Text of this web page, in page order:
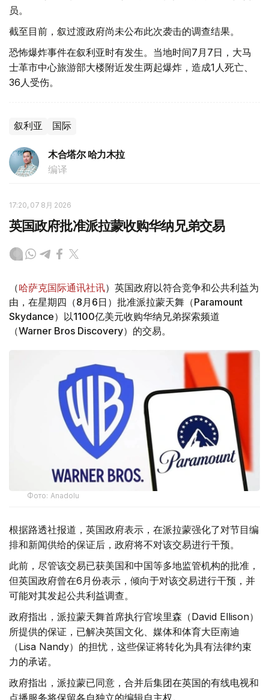
员。
截至目前，叙过渡政府尚未公布此次袭击的调查结果。
恐怖爆炸事件在叙利亚时有发生。当地时间7月7日，大马
士革市中心旅游部大楼附近发生两起爆炸，造成1人死亡、
36人受伤。
叙利亚 国际
木合塔尔 哈力木拉
编译
17:20, 07 8月 2026
英国政府批准派拉蒙收购华纳兄弟交易
（哈萨克国际通讯社讯）英国政府以符合竞争和公共利益为
由，在星期四（8月6日）批准派拉蒙天舞（Paramount
Skydance）以1100亿美元收购华纳兄弟探索频道
（Warner Bros Discovery）的交易。
Фото: Аnadolu
根据路透社报道，英国政府表示，在派拉蒙强化了对节目编
排和新闻供给的保证后，政府将不对该交易进行干预。
此前，尽管该交易已获美国和中国等多地监管机构的批准，
但英国政府曾在6月份表示，倾向于对该交易进行干预，并
可能对其发起公共利益调查。
政府指出，派拉蒙天舞首席执行官埃里森（David Ellison）
所提供的保证，已解决英国文化、媒体和体育大臣南迪
（Lisa Nandy）的担忧，这些保证将转化为具有法律约束
力的承诺。
政府指出，派拉蒙已同意，合并后集团在英国的有线电视和
点播服务将保留各自独立的编辑自主权。